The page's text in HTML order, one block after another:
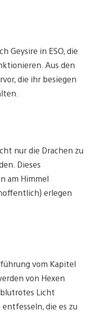
Geysire in ESO, die
Aus den
die ihr besiegen
nur die Drachen zu
Dieses
am Himmel
erlegen
vom Kapitel
von Hexen
Licht
die es zu